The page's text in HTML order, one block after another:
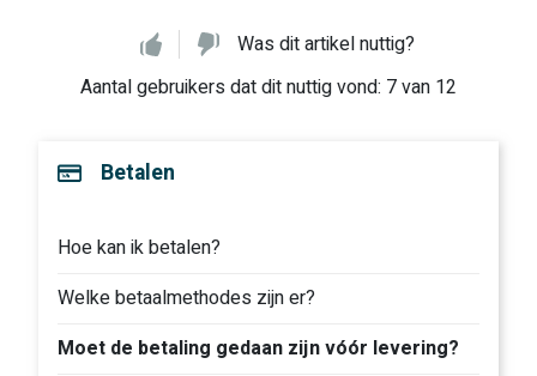
Betalen
Hoe kan ik betalen?
Welke betaalmethodes zijn er?
Moet de betaling gedaan zijn vóór levering?
Was dit artikel nuttig?
Aantal gebruikers dat dit nuttig vond: 7 van 12